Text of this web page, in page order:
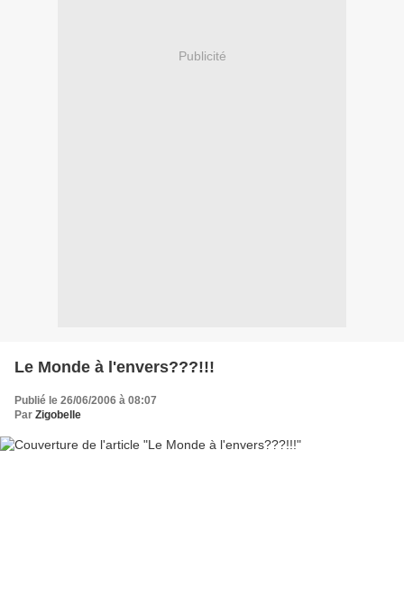
Publicité
Le Monde à l'envers???!!!
Publié le 26/06/2006 à 08:07
Par Zigobelle